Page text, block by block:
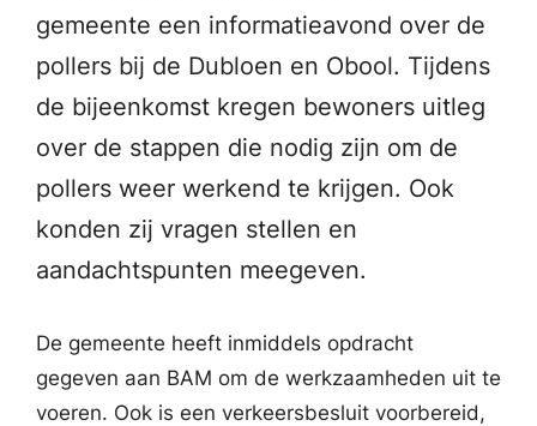
gemeente een informatieavond over de
pollers bij de Dubloen en Obool. Tijdens
de bijeenkomst kregen bewoners uitleg
over de stappen die nodig zijn om de
pollers weer werkend te krijgen. Ook
konden zij vragen stellen en
aandachtspunten meegeven.
De gemeente heeft inmiddels opdracht
gegeven aan BAM om de werkzaamheden uit te
voeren. Ook is een verkeersbesluit voorbereid,